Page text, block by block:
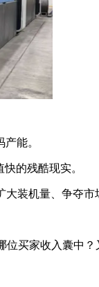
能。
的残酷现实。
装机量、争夺市
买家收入囊中